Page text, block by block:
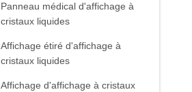
Panneau médical d'affichage à
cristaux liquides
Affichage étiré d'affichage à
cristaux liquides
Affichage d'affichage à cristaux